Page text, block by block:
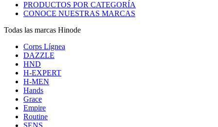
PRODUCTOS POR CATEGORÍA
CONOCE NUESTRAS MARCAS
Todas las marcas Hinode
Corps Lígnea
DAZZLE
HND
H-EXPERT
H-MEN
Hands
Grace
Empire
Routine
SENS